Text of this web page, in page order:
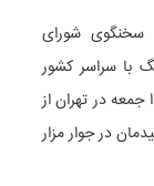
سخنگوی شورای
با سراسر کشور
در تهران از
در جوار مزار